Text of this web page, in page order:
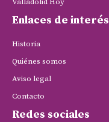
Enlaces de interés
Historia
Quiénes somos
Aviso legal
Contacto
Redes sociales